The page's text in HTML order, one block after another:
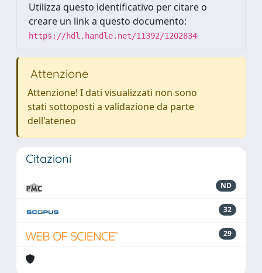
Utilizza questo identificativo per citare o
creare un link a questo documento:
https://hdl.handle.net/11392/1202834
Attenzione
Attenzione! I dati visualizzati non sono
stati sottoposti a validazione da parte
dell'ateneo
Citazioni
ND
32
29